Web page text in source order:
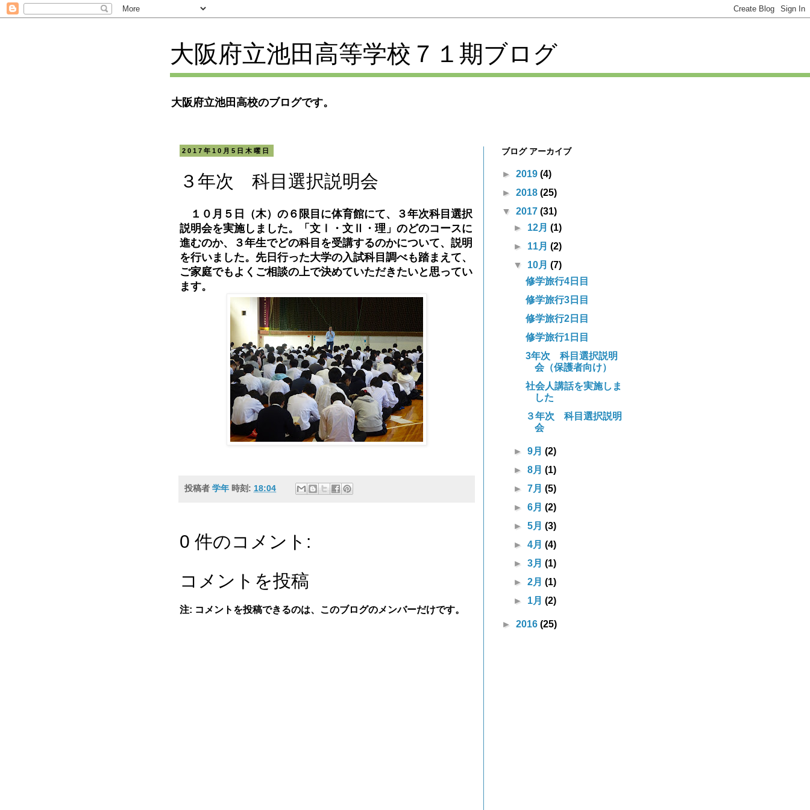
大阪府立池田高等学校７１期ブログ
大阪府立池田高校のブログです。
2017年10月5日木曜日
３年次 科目選択説明会
１０月５日（木）の６限目に体育館にて、３年次科目選択
説明会を実施しました。「文Ⅰ・文Ⅱ・理」のどのコースに
進むのか、３年生でどの科目を受講するのかについて、説明
を行いました。先日行った大学の入試科目調べも踏まえて、
ご家庭でもよくご相談の上で決めていただきたいと思ってい
ます。
投稿者 学年 時刻: 18:04
0 件のコメント:
コメントを投稿
注: コメントを投稿できるのは、このブログのメンバーだけです。
ブログ アーカイブ
► 2019 (4)
► 2018 (25)
▼ 2017 (31)
► 12月(1)
► 11月(2)
▼ 10月(7)
修学旅行4日目
修学旅行3日目
修学旅行2日目
修学旅行1日目
3年次 科目選択説明
会（保護者向け）
社会人講話を実施しま
した
３年次 科目選択説明
会
►9月(2)
►8月(1)
►7月(5)
►6月(2)
►5月(3)
►4月(4)
►3月(1)
►2月(1)
► 1月(2)
► 2016 (25)